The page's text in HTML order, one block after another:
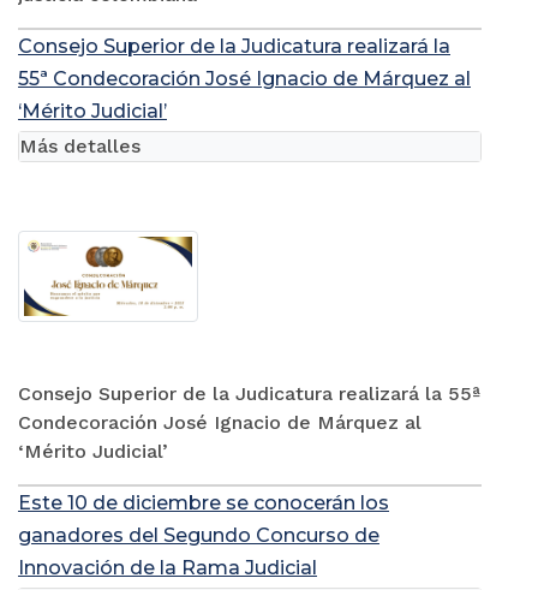
Consejo Superior de la Judicatura realizará la
55ª Condecoración José Ignacio de Márquez al
‘Mérito Judicial’
Consejo Superior de la Judicatura realizará la 55ª
Condecoración José Ignacio de Márquez al
‘Mérito Judicial’
Más detalles
Este 10 de diciembre se conocerán los
ganadores del Segundo Concurso de
Innovación de la Rama Judicial